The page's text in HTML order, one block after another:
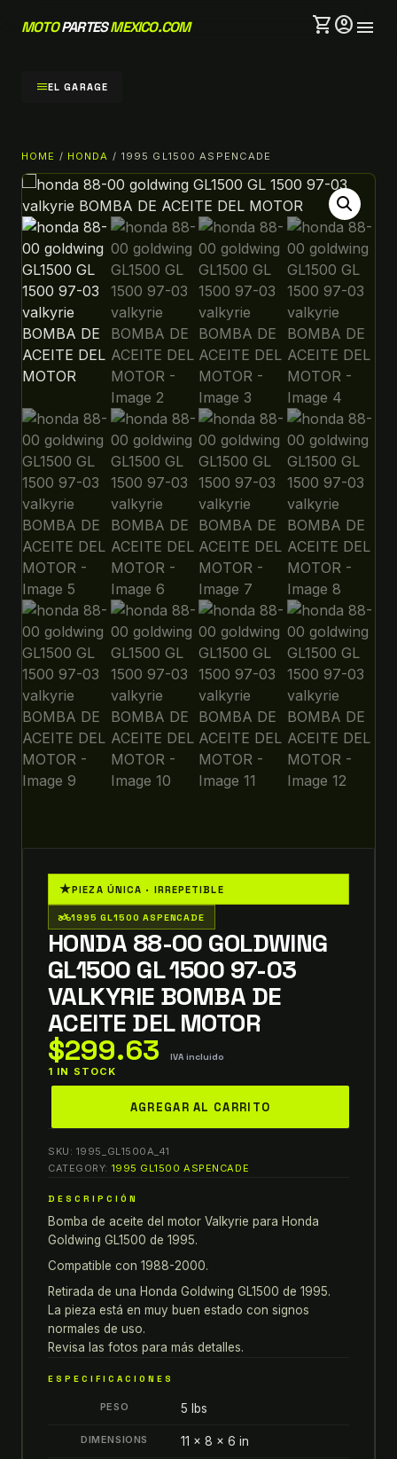
MOTOPARTESMEXICO.COM shopping_cartaccount_circlemenu
menuEL GARAGE
HOME / HONDA / 1995 GL1500 ASPENCADE
★PIEZA ÚNICA · IRREPETIBLE
two_wheeler1995 GL1500 ASPENCADE
HONDA 88-00 GOLDWING
GL1500 GL 1500 97-03
VALKYRIE BOMBA DE
ACEITE DEL MOTOR
$299.63 IVA incluido
1 IN STOCK
goldwing
GL
1500
97-
03
valkyrie
BOMBA
DE
ACEITE
DEL
AGREGAR AL CARRITO
SKU: 1995_GL1500A_41
CATEGORY: 1995 GL1500 ASPENCADE
DESCRIPCIÓN
Bomba de aceite del motor Valkyrie para Honda
Goldwing GL1500 de 1995.
Compatible con 1988-2000.
Retirada de una Honda Goldwing GL1500 de 1995.
La pieza está en muy buen estado con signos
normales de uso.
Revisa las fotos para más detalles.
ESPECIFICACIONES
PESO 5 lbs
DIMENSIONS 11 × 8 × 6 in